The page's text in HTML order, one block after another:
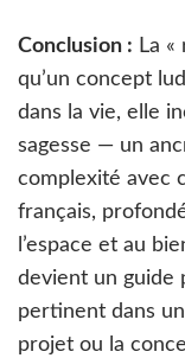
Conclusion : La
qu’un concept
dans la vie, elle
sagesse — un
complexité avec
français,
l’espace et au
devient un guide
pertinent dans
projet ou la